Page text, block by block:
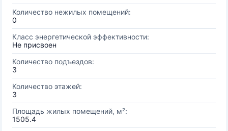
Количество нежилых помещений:
0
Класс энергетической эффективности:
Не присвоен
Количество подъездов:
3
Количество этажей:
3
Площадь жилых помещений, м²:
1505.4